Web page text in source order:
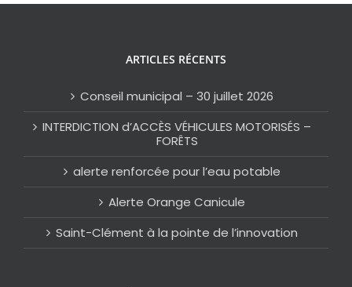
ARTICLES RÉCENTS
Conseil municipal – 30 juillet 2026
INTERDICTION d’ACCÈS VÉHICULES MOTORISÉS –
FORÊTS
alerte renforcée pour l’eau potable
Alerte Orange Canicule
Saint-Clément à la pointe de l’innovation